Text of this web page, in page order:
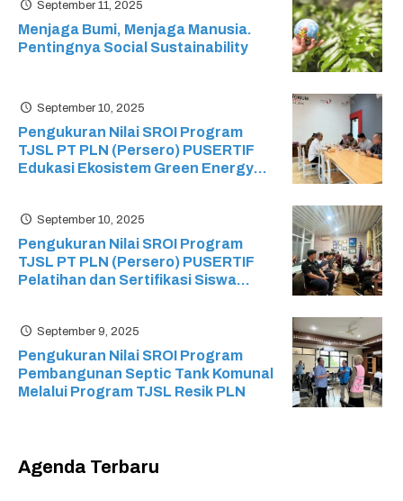
September 11, 2025
Menjaga Bumi, Menjaga Manusia.
Pentingnya Social Sustainability
September 10, 2025
Pengukuran Nilai SROI Program
TJSL PT PLN (Persero) PUSERTIF
Edukasi Ekosistem Green Energy
September 10, 2025
Pengukuran Nilai SROI Program
TJSL PT PLN (Persero) PUSERTIF
Pelatihan dan Sertifikasi Siswa
Media
September 9, 2025
Pengukuran Nilai SROI Program
Pembangunan Septic Tank Komunal
Melalui Program TJSL Resik PLN
Agenda Terbaru